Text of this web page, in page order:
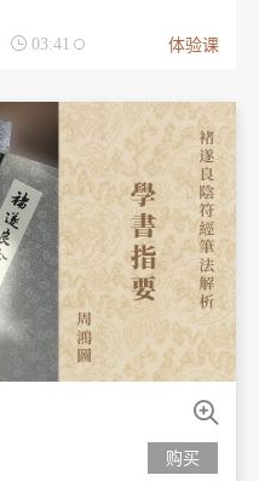
 03:41 体验课
购买
